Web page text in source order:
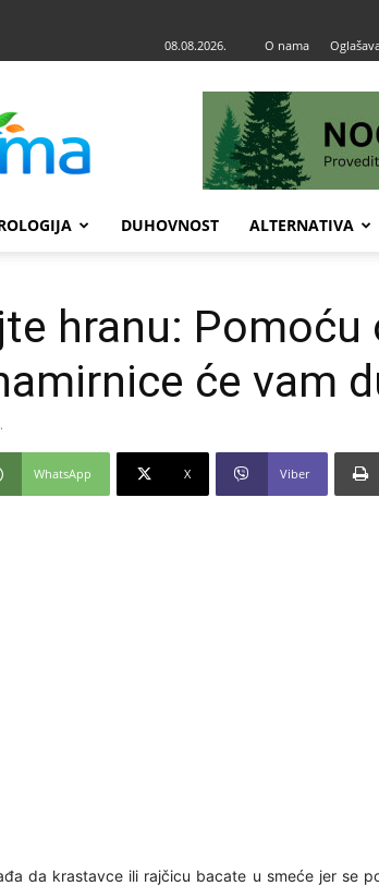
08.08.2026. O nama
DUHOVNOST ALTERNATIVA
hranu: Pomoću
će vam
WhatsApp X Viber
da krastavce ili rajčicu bacate u smeće jer se